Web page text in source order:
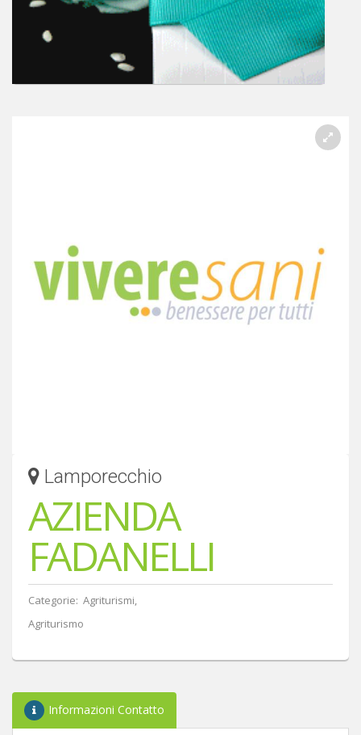
Lamporecchio
AZIENDA
FADANELLI
Categorie: Agriturismi,
Agriturismo
Informazioni Contatto